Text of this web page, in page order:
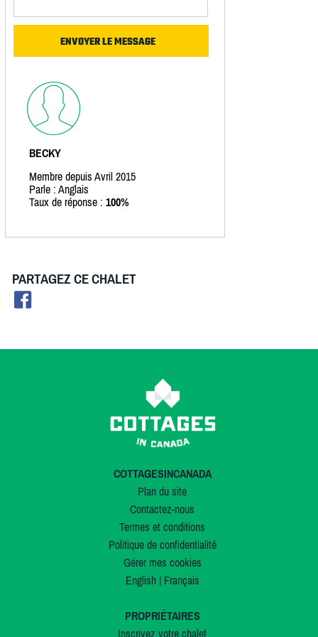
BECKY
Membre depuis Avril 2015
Parle : Anglais
Taux de réponse : 100%
PARTAGEZ CE CHALET
COTTAGESINCANADA
Plan du site
Contactez-nous
Termes et conditions
Politique de confidentialité
Gérer mes cookies
English| Français
PROPRIÉTAIRES
Inscrivez votre chalet